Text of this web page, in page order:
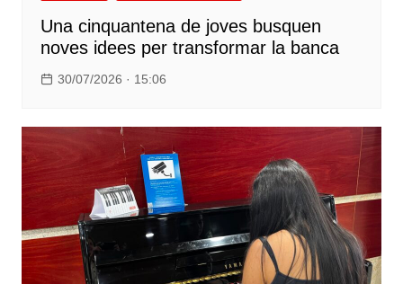
Una cinquantena de joves busquen
noves idees per transformar la banca
30/07/2026 · 15:06